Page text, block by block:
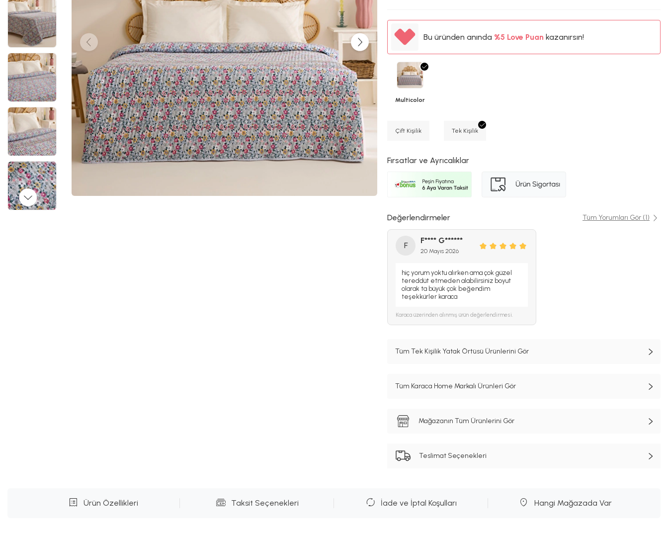
Bu üründen anında %5
35TL
%5
Love Puankazanırsın!
Multicolor
Çift Kişilik Tek Kişilik
Fırsatlar ve Ayrıcalıklar
Değerlendirmeler Tüm Yorumları Gör (1)
F
F**** G******
20 Mayıs 2026
hiç yorum yoktu alırken ama çok güzel
tereddüt etmeden alabilirsiniz boyut
olarak ta büyük çok beğendim
teşekkürler karaca
Karaca üzerinden alınmış ürün değerlendirmesi.
Tüm Tek Kişilik Yatak Örtüsü Ürünlerini Gör
Tüm Karaca Home Markalı Ürünleri Gör
Mağazanın Tüm Ürünlerini Gör
Teslimat Seçenekleri
Ürün Özellikleri Taksit Seçenekleri İade ve İptal Koşulları Hangi Mağazada Var